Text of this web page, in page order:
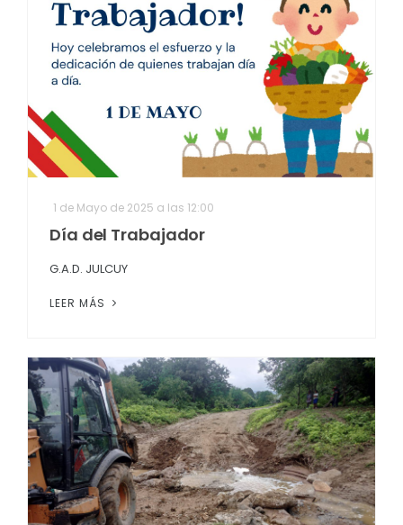
1 de Mayo de 2025 a las 12:00
Día del Trabajador
G.A.D. JULCUY
LEER MÁS